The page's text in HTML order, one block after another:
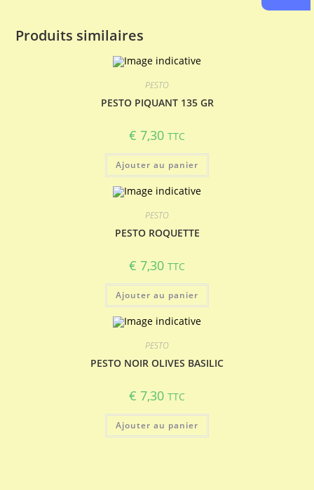
Produits similaires
PESTO
PESTO PIQUANT 135 GR
€ 7,30 TTC
Ajouter au panier
PESTO
PESTO ROQUETTE
€ 7,30 TTC
Ajouter au panier
PESTO
PESTO NOIR OLIVES BASILIC
€ 7,30 TTC
Ajouter au panier